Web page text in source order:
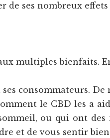
ses nombreux
multiples bienfaits.
consommateurs. De
le CBD les a
ou qui ont des
et de vous sentir